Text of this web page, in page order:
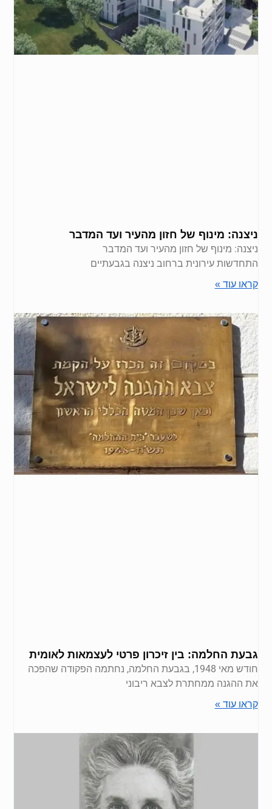
ניצנה: מינוף של חזון מהעיר ועד המדבר
ניצנה: מינוף של חזון מהעיר ועד המדבר
התחדשות עירונית ברחוב ניצנה בגבעתיים
קראו עוד »
גבעת החלמה: בין זיכרון פרטי לעצמאות לאומית
חודש מאי 1948, בגבעת החלמה, נחתמה הפקודה שהפכה
את ההגנה ממחתרת לצבא ריבוני​
קראו עוד »